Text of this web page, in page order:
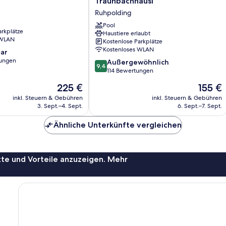
Der
Preis
beträgt
225 €
inkl. Steuern & Gebühren
3. Sept.–4. Sept.
Traunbachhäusl
Ruhpolding
Ruhpolding
Pool
Haustiere erlaubt
Kostenlose Parkplätze
Kostenloses WLAN
9.4
von
9,4 Außergewöhnlich
114 Bewertungen
Der
Preis
beträgt
155 €
inkl. Steuern & Gebühren
6. Sept.–7. Sept.
Ähnliche Unterkünfte vergleichen
und Vorteile anzuzeigen. Mehr